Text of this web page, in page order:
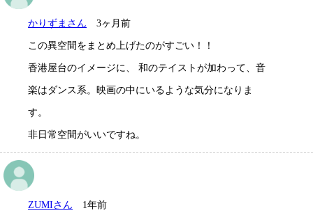
かりずまさん 3ヶ月前
この異空間をまとめ上げたのがすごい！！
香港屋台のイメージに、 和のテイストが加わって、音
楽はダンス系。映画の中にいるような気分になりま
す。
非日常空間がいいですね。
ZUMIさん 1年前